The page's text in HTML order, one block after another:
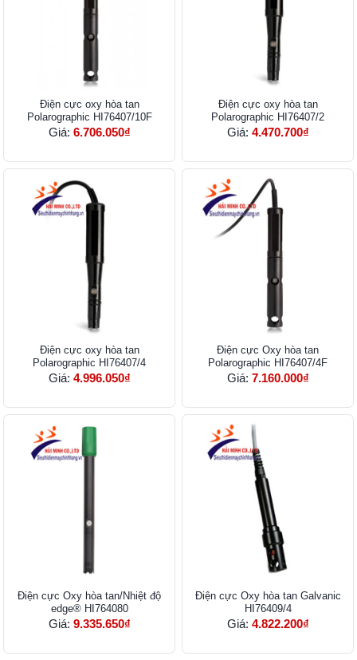
Điện cực oxy hòa tan
Polarographic HI76407/10F
Giá: 6.706.050₫
Điện cực oxy hòa tan
Polarographic HI76407/2
Giá: 4.470.700₫
Điện cực oxy hòa tan
Polarographic HI76407/4
Giá: 4.996.050₫
Điện cực Oxy hòa tan
Polarographic HI76407/4F
Giá: 7.160.000₫
Điện cực Oxy hòa tan/Nhiệt độ
edge® HI764080
Giá: 9.335.650₫
Điện cực Oxy hòa tan Galvanic
HI76409/4
Giá: 4.822.200₫